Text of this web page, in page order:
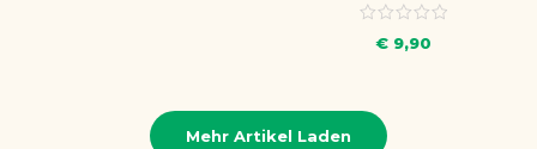
€9,90
Mehr Artikel Laden